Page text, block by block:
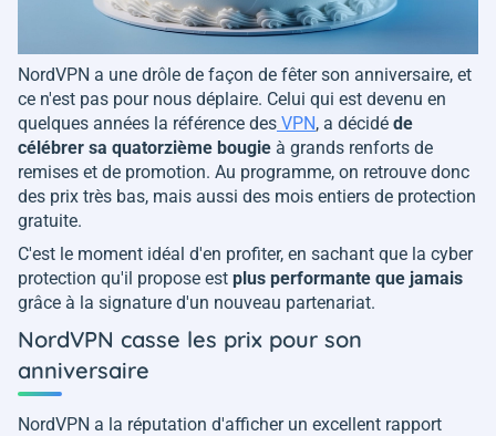
NordVPN a une drôle de façon de fêter son anniversaire, et
ce n'est pas pour nous déplaire. Celui qui est devenu en
quelques années la référence des VPN, a décidé de
célébrer sa quatorzième bougie à grands renforts de
remises et de promotion. Au programme, on retrouve donc
des prix très bas, mais aussi des mois entiers de protection
gratuite.
C'est le moment idéal d'en profiter, en sachant que la cyber
protection qu'il propose est plus performante que jamais
grâce à la signature d'un nouveau partenariat.
NordVPN casse les prix pour son
anniversaire
NordVPN a la réputation d'afficher un excellent rapport